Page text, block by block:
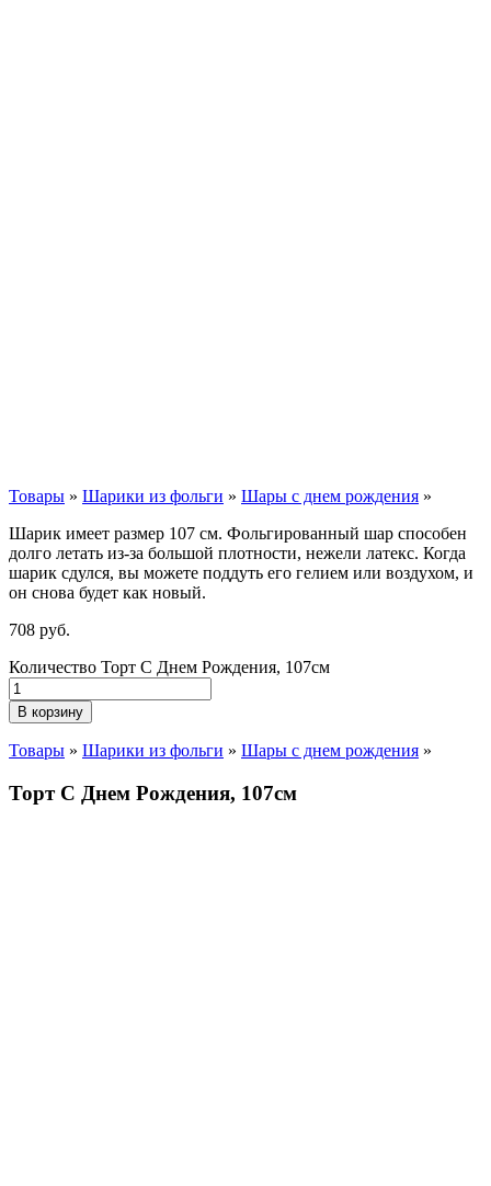
Товары » Шарики из фольги » Шары с днем рождения »
Шарик имеет размер 107 см. Фольгированный шар способен
долго летать из-за большой плотности, нежели латекс. Когда
шарик сдулся, вы можете поддуть его гелием или воздухом, и
он снова будет как новый.
708 руб.
Количество Торт С Днем Рождения, 107см
В корзину
Товары » Шарики из фольги » Шары с днем рождения »
Торт С Днем Рождения, 107см